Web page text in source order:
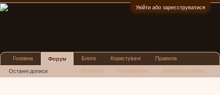
Увійти або зареєструватися
Головна Форум
Останні дописи
Блоги Користувачі Правила
Реклама Посиденьки Львівські новини